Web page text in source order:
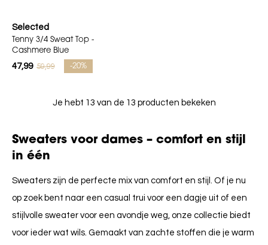
Selected
Tenny 3/4 Sweat Top -
Cashmere Blue
47,99 59,99 -20%
Je hebt 13 van de 13 producten bekeken
Sweaters voor dames – comfort en stijl
in één
Sweaters zijn de perfecte mix van comfort en stijl. Of je nu
op zoek bent naar een casual trui voor een dagje uit of een
stijlvolle sweater voor een avondje weg, onze collectie biedt
voor ieder wat wils. Gemaakt van zachte stoffen die je warm